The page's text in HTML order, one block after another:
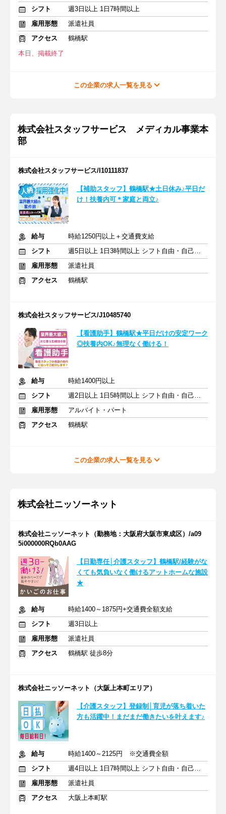
シフト
週3日以上 1日7時間以上
雇用形態
派遣社員
アクセス
鶴橋駅
本日、掲載終了
この企業の求人一覧を見る
株式会社スタッフサービス メディカル事業本
部
株式会社スタッフサービス/I10111837
【補助スタッフ】鶴橋駅★土日休み♪平日だ
け！扶養内可＊家庭と両立♪
給与
時給1250円以上＋交通費支給
シフト
週5日以上 1日3時間以上 シフト自由・自己申告
雇用形態
派遣社員
アクセス
鶴橋駅
株式会社スタッフサービス/J10485740
【看護助手】鶴橋駅★平日だけの安定ワーク
◎扶養内OK♪無理なく働ける！
給与
時給1400円以上
シフト
週2日以上 1日5時間以上 シフト自由・自己申告
雇用形態
アルバイト・パート
アクセス
鶴橋駅
この企業の求人一覧を見る
株式会社ニッソーネット
株式会社ニッソーネット（勤務地：大阪府大阪市東成区）/a09
5i000000RQb0AAG
【日勤専任│介護スタッフ】鶴橋駅/経験がな
くても気負いなく働けるアットホームな施設
★
給与
時給1400～1875円+交通費全額支給
シフト
週3日以上
雇用形態
派遣社員
アクセス
鶴橋駅 徒歩8分
株式会社ニッソーネット（大阪上本町エリア）
【介護スタッフ】登録制│育児が落ち着いた
方も活躍中！まだまだ働きたいを叶えます♪
給与
時給1400～2125円 ※交通費全額
シフト
週4日以上 1日7時間以上 シフト自由・自己申告
雇用形態
派遣社員
アクセス
大阪上本町駅